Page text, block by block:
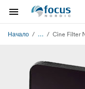
Начало ... Cine Filter